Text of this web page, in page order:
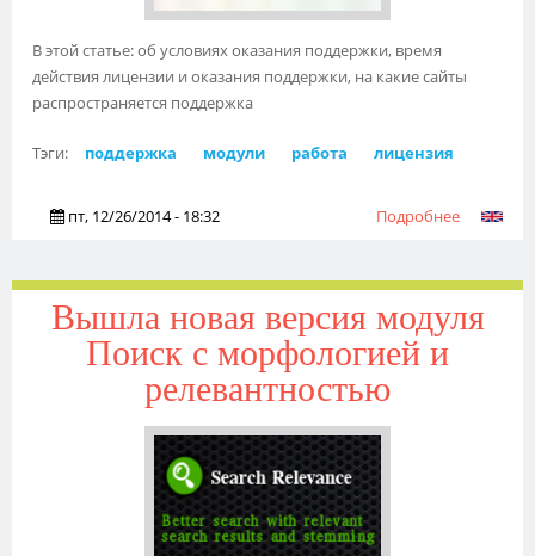
В этой статье: об условиях оказания поддержки, время
действия лицензии и оказания поддержки, на какие сайты
распространяется поддержка
Тэги: поддержка модули работа лицензия
пт, 12/26/2014 - 18:32 Подробнеео Условия
и
лицензии
Вышла новая версия модуля
Поиск с морфологией и
релевантностью